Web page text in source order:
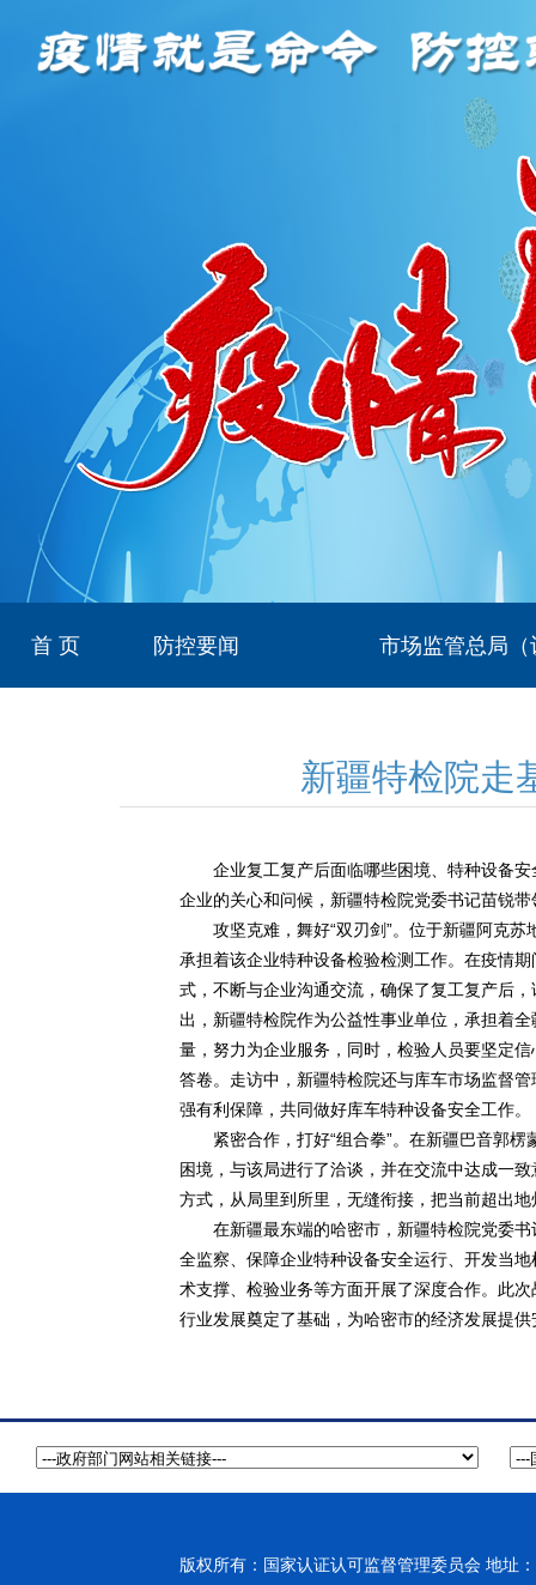
首 页 防控要闻 市场监管总局
新疆特检院走
企业复工复产后面临哪些困境、特种设备安
企业的关心和问候，新疆特检院党委书记苗锐
攻坚克难，舞好“双刃剑”。位于新疆阿克苏
承担着该企业特种设备检验检测工作。在疫情
式，不断与企业沟通交流，确保了复工复产后
出，新疆特检院作为公益性事业单位，承担着
量，努力为企业服务，同时，检验人员要坚定
答卷。走访中，新疆特检院还与库车市场监督
强有利保障，共同做好库车特种设备安全工作。
紧密合作，打好“组合拳”。在新疆巴音郭楞
困境，与该局进行了洽谈，并在交流中达成一
方式，从局里到所里，无缝衔接，把当前超出
在新疆最东端的哈密市，新疆特检院党委书
全监察、保障企业特种设备安全运行、开发当
术支撑、检验业务等方面开展了深度合作。此
行业发展奠定了基础，为哈密市的经济发展提
版权所有：国家认证认可监督管理委员会 地址